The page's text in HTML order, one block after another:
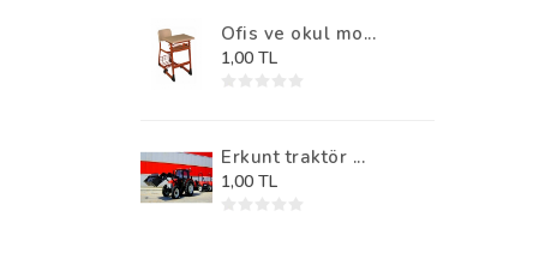
Ofis ve okul mo...
1,00 TL
Erkunt traktör ...
1,00 TL